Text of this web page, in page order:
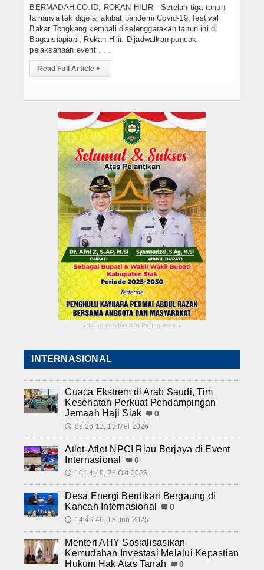
BERMADAH.CO.ID, ROKAN HILIR - Setelah tiga tahun
lamanya tak digelar akibat pandemi Covid-19, festival
Bakar Tongkang kembali diselenggarakan tahun ini di
Bagansiapiapi, Rokan Hilir. Dijadwalkan puncak
pelaksanaan event . . .
Read Full Article ▸
▴ iklan sidebar Kiri Paling Atas ▴
INTERNASIONAL
Cuaca Ekstrem di Arab Saudi, Tim
Kesehatan Perkuat Pendampingan
Jemaah Haji Siak
0
🕔 09:26:13, 13 Mei 2026
Atlet-Atlet NPCI Riau Berjaya di Event
Internasional
0
🕔 10:14:40, 26 Okt 2025
Desa Energi Berdikari Bergaung di
Kancah Internasional
0
🕔 14:46:46, 18 Jun 2025
Menteri AHY Sosialisasikan
Kemudahan Investasi Melalui Kepastian
Hukum Hak Atas Tanah
0